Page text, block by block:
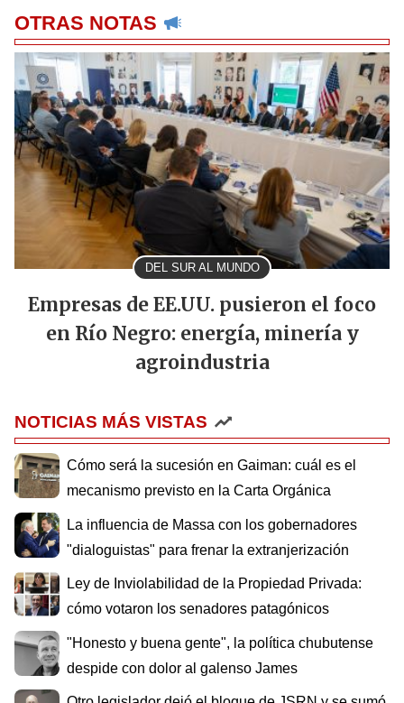
OTRAS NOTAS
DEL SUR AL MUNDO
Empresas de EE.UU. pusieron el foco
en Río Negro: energía, minería y
agroindustria
NOTICIAS MÁS VISTAS
Cómo será la sucesión en Gaiman: cuál es el
mecanismo previsto en la Carta Orgánica
La influencia de Massa con los gobernadores
"dialoguistas" para frenar la extranjerización
Ley de Inviolabilidad de la Propiedad Privada:
cómo votaron los senadores patagónicos
"Honesto y buena gente", la política chubutense
despide con dolor al galenso James